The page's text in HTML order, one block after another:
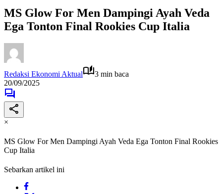
MS Glow For Men Dampingi Ayah Veda
Ega Tonton Final Rookies Cup Italia
Redaksi Ekonomi Aktual
3 min baca
20/09/2025
×
MS Glow For Men Dampingi Ayah Veda Ega Tonton Final Rookies
Cup Italia
Sebarkan artikel ini